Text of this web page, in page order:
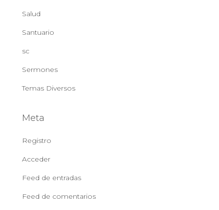
Salud
Santuario
sc
Sermones
Temas Diversos
Meta
Registro
Acceder
Feed de entradas
Feed de comentarios